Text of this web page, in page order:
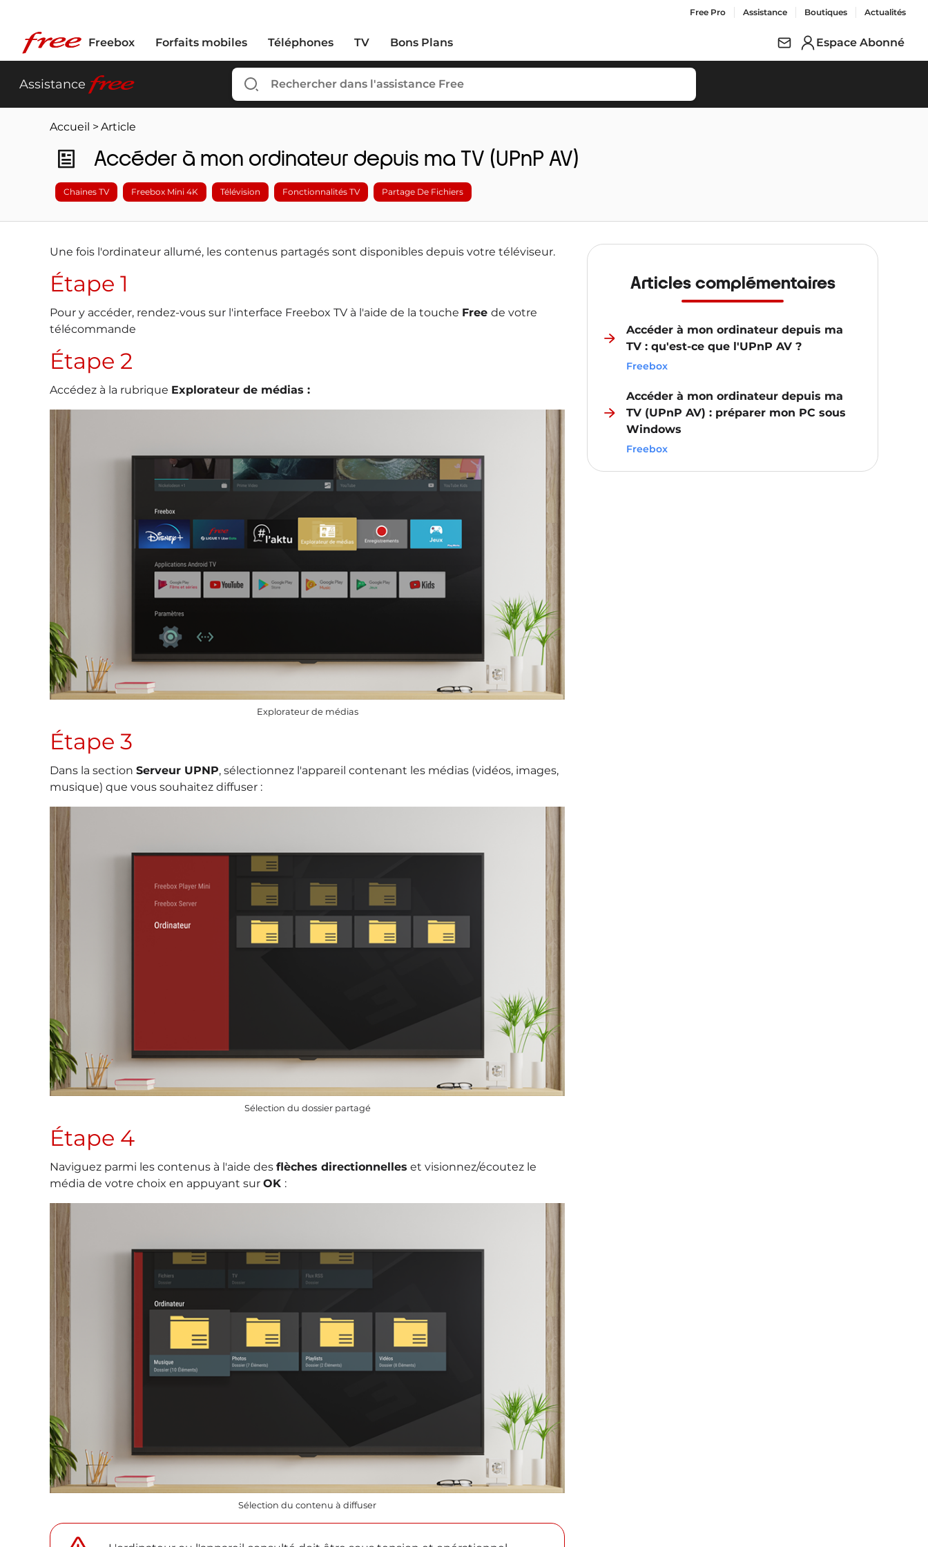
Free Pro Assistance Boutiques Actualités
Freebox Forfaits mobiles Téléphones TV Bons Plans Espace Abonné
Assistance free
Accueil > Article
Accéder à mon ordinateur depuis ma TV (UPnP AV)
Chaines TV Freebox Mini 4K Télévision Fonctionnalités TV Partage De Fichiers
Une fois l'ordinateur allumé, les contenus partagés sont disponibles depuis votre téléviseur.
Étape 1
Pour y accéder, rendez-vous sur l'interface Freebox TV à l'aide de la touche Free de votre
télécommande
Étape 2
Accédez à la rubrique Explorateur de médias :
Explorateur de médias
Étape 3
Dans la section Serveur UPNP, sélectionnez l'appareil contenant les médias (vidéos, images,
musique) que vous souhaitez diffuser :
Sélection du dossier partagé
Étape 4
Naviguez parmi les contenus à l'aide des flèches directionnelles et visionnez/écoutez le
média de votre choix en appuyant sur OK :
Sélection du contenu à diffuser
Articles complémentaires
Accéder à mon ordinateur depuis ma
TV : qu'est-ce que l'UPnP AV ?
Freebox
Accéder à mon ordinateur depuis ma
TV (UPnP AV) : préparer mon PC sous
Windows
Freebox